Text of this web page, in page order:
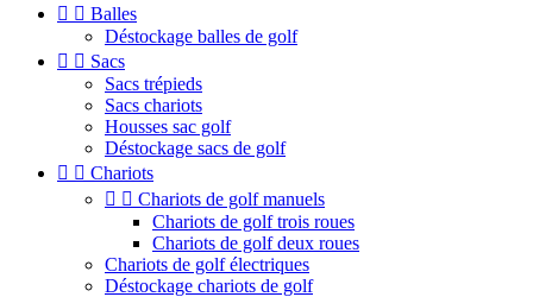
  Balles
Déstockage balles de golf
  Sacs
Sacs trépieds
Sacs chariots
Housses sac golf
Déstockage sacs de golf
  Chariots
  Chariots de golf manuels
Chariots de golf trois roues
Chariots de golf deux roues
Chariots de golf électriques
Déstockage chariots de golf